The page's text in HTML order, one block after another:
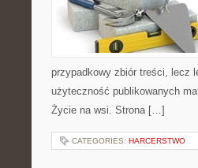
przypadkowy zbiór treści, lecz
użyteczność publikowanych
Życie na wsi. Strona […]
CATEGORIES: HARCERSTWO